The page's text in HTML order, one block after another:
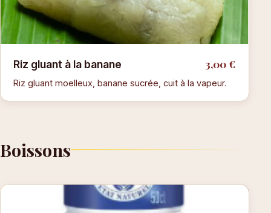
Riz gluant à la banane 3,00 €
Riz gluant moelleux, banane sucrée, cuit à la vapeur.
Boissons